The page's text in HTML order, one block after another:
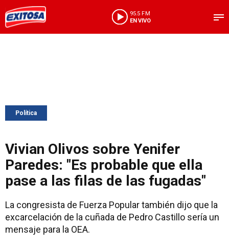
95.5 FM
EN VIVO
Política
Vivian Olivos sobre Yenifer
Paredes: "Es probable que ella
pase a las filas de las fugadas"
La congresista de Fuerza Popular también dijo que la
excarcelación de la cuñada de Pedro Castillo sería un
mensaje para la OEA.